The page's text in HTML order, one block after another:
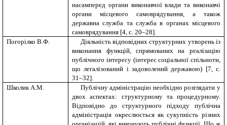
насамперед органи виконавчої влади та виконавчі
органи місцевого самоврядування, а також
державна служба та служба в органах місцевого
самоврядування [4, с. 20–28].
Погорілко В.Ф.
Діяльність відповідних структурних утворень із
виконання функцій, спрямованих на реалізацію
публічного інтересу (інтерес соціальної спільноти,
що легалізований і задоволений державою) [7, с.
31–32].
Школик А.М.
Публічну адміністрацію необхідно розглядати у
двох аспектах: структурному та процедурному.
Відповідно до структурного підходу публічна
адміністрація окреслюється як сукупність різних